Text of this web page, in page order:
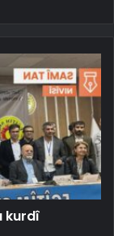
kurdî